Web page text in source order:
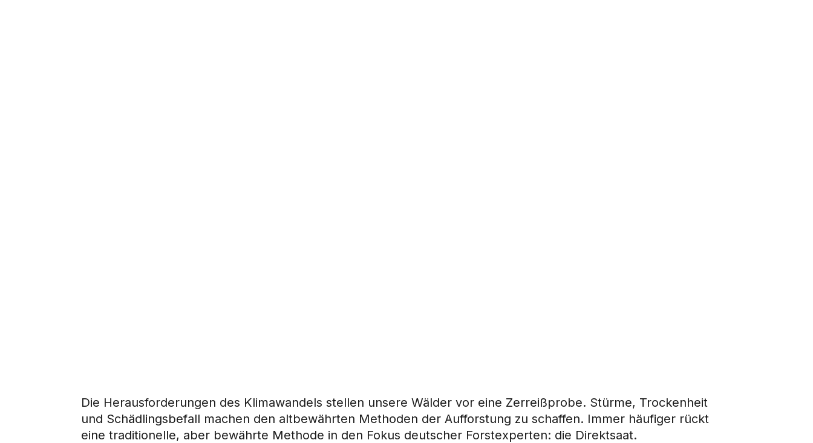
Die Herausforderungen des Klimawandels stellen unsere Wälder vor eine Zerreißprobe. Stürme, Trockenheit
und Schädlingsbefall machen den altbewährten Methoden der Aufforstung zu schaffen. Immer häufiger rückt
eine traditionelle, aber bewährte Methode in den Fokus deutscher Forstexperten: die Direktsaat.